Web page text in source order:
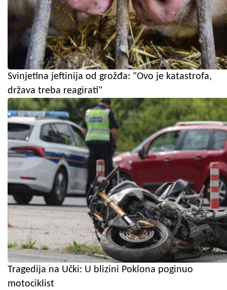
Svinjetina jeftinija od grožđa: "Ovo je katastrofa,
država treba reagirati"
Tragedija na Učki: U blizini Poklona poginuo
motociklist